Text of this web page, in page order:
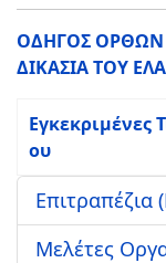
ΟΔΗΓΟΣ ΟΡΘΩΝ
ΔΙΚΑΣΙΑ ΤΟΥ
Εγκεκριμένες
ου
Επιτραπέζια
Μελέτες